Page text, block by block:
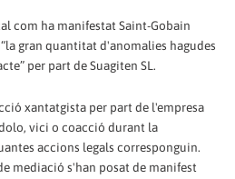
com ha manifestat Saint-Gobain
gran quantitat d'anomalies hagudes
per part de Suagiten SL.
xantatgista per part de l'empresa
vici o coacció durant la
accions legals corresponguin.
mediació s'han posat de manifest